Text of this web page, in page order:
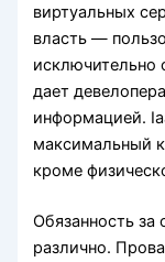
виртуальных
власть —
исключительно
дает
информацией.
максимальный
кроме
Обязанность за
различно.